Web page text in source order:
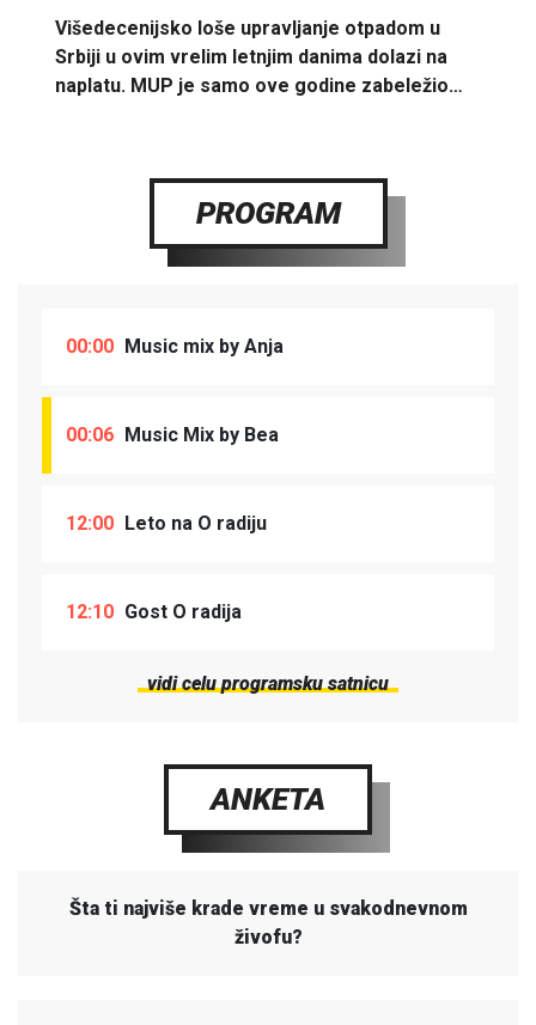
Višedecenijsko loše upravljanje otpadom u
Srbiji u ovim vrelim letnjim danima dolazi na
naplatu. MUP je samo ove godine zabeležio…
PROGRAM
00:00 Music mix by Anja
00:06 Music Mix by Bea
12:00 Leto na O radiju
12:10 Gost O radija
vidi celu programsku satnicu
ANKETA
Šta ti najviše krade vreme u svakodnevnom
živofu?